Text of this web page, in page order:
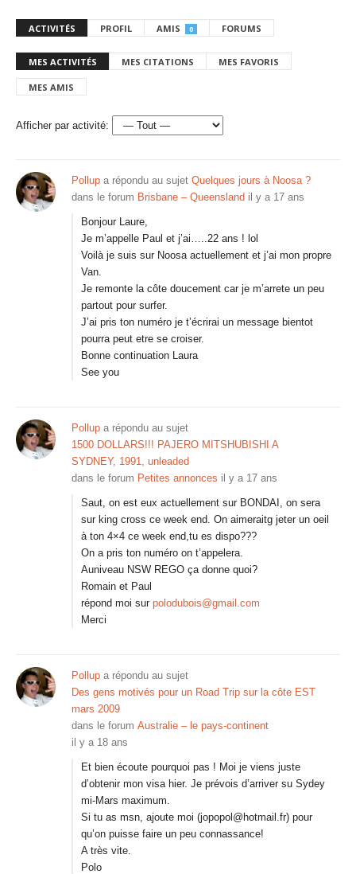
ACTIVITÉS PROFIL AMIS 0 FORUMS
MES ACTIVITÉS MES CITATIONS MES FAVORIS
MES AMIS
Afficher par activité:
Pollup a répondu au sujet Quelques jours à Noosa ?
dans le forum Brisbane – Queensland il y a 17 ans
Bonjour Laure,
Je m’appelle Paul et j’ai…..22 ans ! lol
Voilà je suis sur Noosa actuellement et j’ai mon propre
Van.
Je remonte la côte doucement car je m’arrete un peu
partout pour surfer.
J’ai pris ton numéro je t’écrirai un message bientot
pourra peut etre se croiser.
Bonne continuation Laura
See you
Pollup a répondu au sujet
1500 DOLLARS!!! PAJERO MITSHUBISHI A
SYDNEY, 1991, unleaded
dans le forum Petites annonces il y a 17 ans
Saut, on est eux actuellement sur BONDAI, on sera
sur king cross ce week end. On aimeraitg jeter un oeil
à ton 4×4 ce week end,tu es dispo???
On a pris ton numéro on t’appelera.
Auniveau NSW REGO ça donne quoi?
Romain et Paul
répond moi sur polodubois@gmail.com
Merci
Pollup a répondu au sujet
Des gens motivés pour un Road Trip sur la côte EST
mars 2009
dans le forum Australie – le pays-continent
il y a 18 ans
Et bien écoute pourquoi pas ! Moi je viens juste
d’obtenir mon visa hier. Je prévois d’arriver su Sydey
mi-Mars maximum.
Si tu as msn, ajoute moi (jopopol@hotmail.fr) pour
qu’on puisse faire un peu connassance!
A très vite.
Polo